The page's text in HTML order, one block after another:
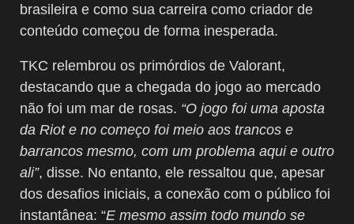
brasileira e como sua carreira como criador de
conteúdo começou de forma inesperada.
TKC relembrou os primórdios de Valorant,
destacando que a chegada do jogo ao mercado
não foi um mar de rosas. “O jogo foi uma aposta
da Riot e no começo foi meio aos trancos e
barrancos mesmo, com um problema aqui e outro
ali”, disse. No entanto, ele ressaltou que, apesar
dos desafios iniciais, a conexão com o público foi
instantânea: “E mesmo assim todo mundo se